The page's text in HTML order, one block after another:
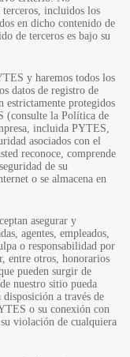
terceros, incluidos los
en dicho contenido de
de terceros es bajo su
y haremos todos los
datos de registro de
estrictamente protegidos
(consulte la Política de
incluida PYTES,
asociados con el
reconoce, comprende
de su
o se almacena en
asegurar y
agentes, empleados,
o responsabilidad por
entre otros, honorarios
pueden surgir de
nuestro sitio pueda
a través de
o su conexión con
violación de cualquiera